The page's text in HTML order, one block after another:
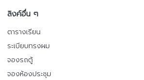
ลิงค์อื่น ๆ
ตารางเรียน
ระเบียบทรงผม
จองรถตู้
จองห้องประชุม